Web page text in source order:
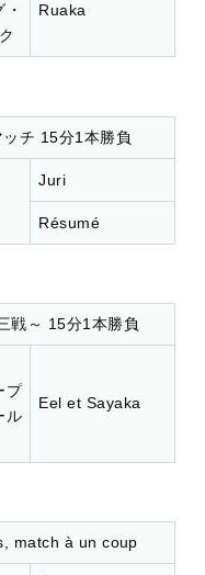
Ruaka
チ 15分1本勝負
Juri
Résumé
戦～ 15分1本勝負
プ
ル
Eel et Sayaka
match à un coup